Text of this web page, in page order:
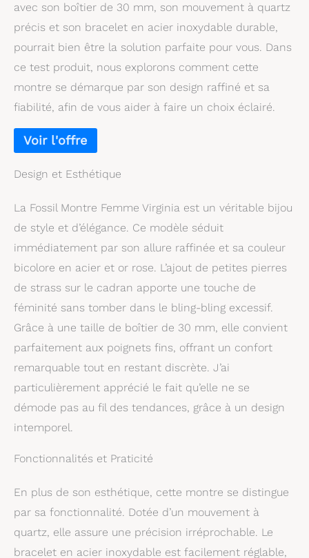
avec son boîtier de 30 mm, son mouvement à quartz
précis et son bracelet en acier inoxydable durable,
pourrait bien être la solution parfaite pour vous. Dans
ce test produit, nous explorons comment cette
montre se démarque par son design raffiné et sa
fiabilité, afin de vous aider à faire un choix éclairé.
Design et Esthétique
La Fossil Montre Femme Virginia est un véritable bijou
de style et d’élégance. Ce modèle séduit
immédiatement par son allure raffinée et sa couleur
bicolore en acier et or rose. L’ajout de petites pierres
de strass sur le cadran apporte une touche de
féminité sans tomber dans le bling-bling excessif.
Grâce à une taille de boîtier de 30 mm, elle convient
parfaitement aux poignets fins, offrant un confort
remarquable tout en restant discrète. J’ai
particulièrement apprécié le fait qu’elle ne se
démode pas au fil des tendances, grâce à un design
intemporel.
Fonctionnalités et Praticité
En plus de son esthétique, cette montre se distingue
par sa fonctionnalité. Dotée d’un mouvement à
quartz, elle assure une précision irréprochable. Le
bracelet en acier inoxydable est facilement réglable,